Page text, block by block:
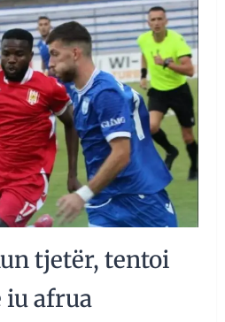
tjetër, tentoi
iu afrua